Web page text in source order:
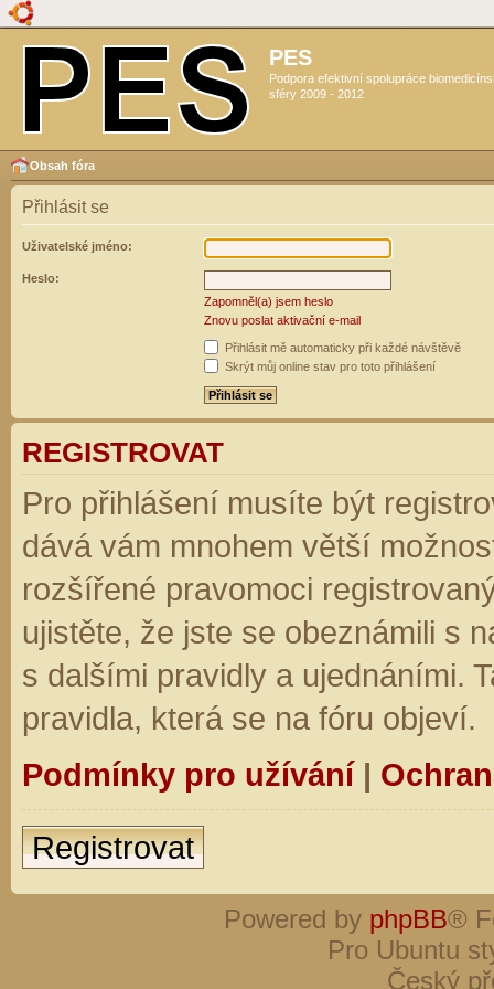
PES
Podpora efektivní spolupráce
sféry 2009 - 2012
Obsah fóra
Přihlásit se
Uživatelské jméno:
Heslo:
Zapomněl(a) jsem heslo
Znovu poslat aktivační e-mail
Přihlásit mě automaticky při každé návštěvě
Skrýt můj online stav pro toto přihlášení
REGISTROVAT
Pro přihlášení musíte být
dává vám mnohem větší
rozšířené pravomoci
ujistěte, že jste se obeznámili s
s dalšími pravidly a ujednáními.
pravidla, která se na fóru objeví.
Podmínky pro užívání|
Registrovat
Powered by phpBB®
Pro Ubuntu
Český